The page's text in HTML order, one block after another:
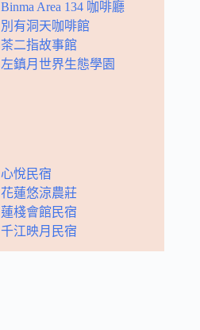
Area 134 咖啡廳
有洞天咖啡館
二指故事館
鎮月世界生態學園
悅民宿
蓮悠涼農莊
棧會館民宿
江映月民宿